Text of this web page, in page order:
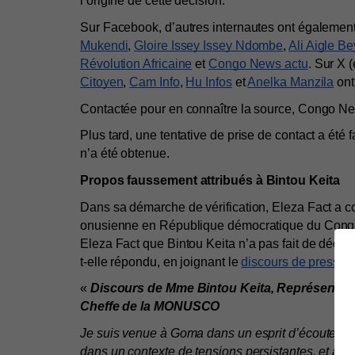
Sur Facebook, d’autres internautes ont
Mukendi, Gloire Issey Issey Ndombe, Ali Aigle
Révolution Africaine et Congo News actu. Sur X
Citoyen, Cam Info, Hu Infos et Anelka Manzila
Contactée pour en connaître la source, Congo
Plus tard, une tentative de prise de contact a
n’a été obtenue.
Propos faussement attribués à Bintou Keita
Dans sa démarche de vérification, Eleza Fact a
onusienne en République démocratique du
Eleza Fact que Bintou Keita n’a pas fait de
t-elle répondu, en joignant le discours de presse
« Discours de Mme Bintou Keita,
Cheffe de la MONUSCO
Je suis venue à Goma dans un esprit d’écoute
dans un contexte de tensions persistantes, et à